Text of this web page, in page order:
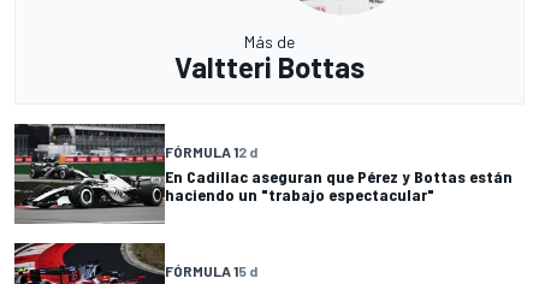
Más de
Valtteri Bottas
FÓRMULA 12 d
En Cadillac aseguran que Pérez y Bottas están
haciendo un "trabajo espectacular"
FÓRMULA 15 d